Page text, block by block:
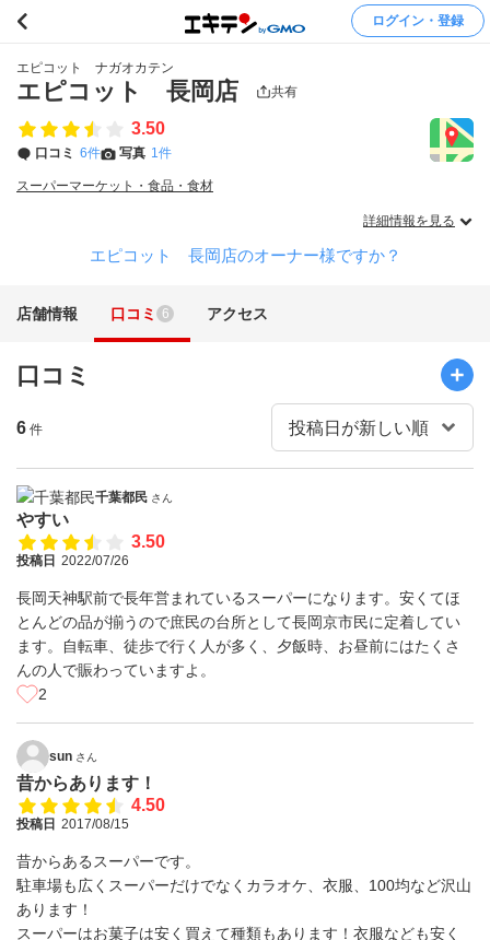
ログイン・登録
エピコット ナガオカテン
エピコット 長岡店 共有
3.50
口コミ 6件 写真 1件
スーパーマーケット・食品・食材
詳細情報を見る
エピコット 長岡店のオーナー様ですか？
店舗情報 口コミ 6 アクセス
口コミ
6 件
千葉都民 さん
やすい
3.50
投稿日 2022/07/26
長岡天神駅前で長年営まれているスーパーになります。安くてほ
とんどの品が揃うので庶民の台所として長岡京市民に定着してい
ます。自転車、徒歩で行く人が多く、夕飯時、お昼前にはたくさ
んの人で賑わっていますよ。
2
sun さん
昔からあります！
4.50
投稿日 2017/08/15
昔からあるスーパーです。
駐車場も広くスーパーだけでなくカラオケ、衣服、100均など沢山
あります！
スーパーはお菓子は安く買えて種類もあります！衣服なども安く